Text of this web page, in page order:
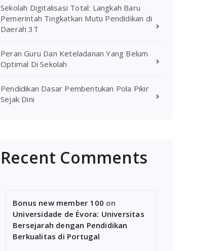
Sekolah Digitalisasi Total: Langkah Baru
Pemerintah Tingkatkan Mutu Pendidikan di
Daerah 3T
Peran Guru Dan Keteladanan Yang Belum
Optimal Di Sekolah
Pendidikan Dasar Pembentukan Pola Pikir
Sejak Dini
Recent Comments
Bonus new member 100 on
Universidade de Évora: Universitas
Bersejarah dengan Pendidikan
Berkualitas di Portugal